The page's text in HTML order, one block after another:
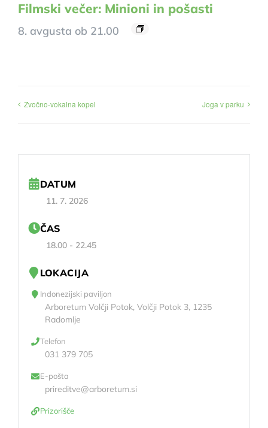
Filmski večer: Minioni in pošasti
8. avgusta ob 21.00
Zvočno-vokalna kopel Joga v parku
DATUM
11. 7. 2026
ČAS
18.00 - 22.45
LOKACIJA
Indonezijski paviljon
Arboretum Volčji Potok, Volčji Potok 3, 1235
Radomlje
Telefon
031 379 705
E-pošta
prireditve@arboretum.si
Prizorišče